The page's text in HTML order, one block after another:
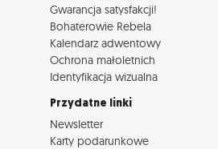
Gwarancja satysfakcji!
Bohaterowie Rebela
Kalendarz adwentowy
Ochrona małoletnich
Identyfikacja wizualna
Przydatne linki
Newsletter
Karty podarunkowe